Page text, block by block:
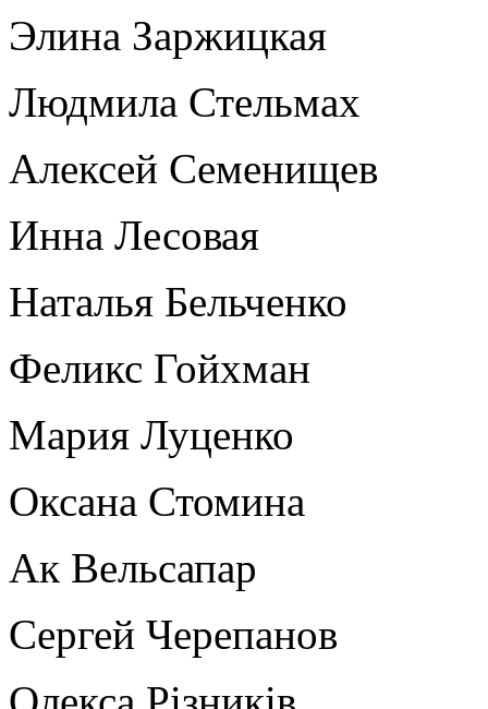
Элина Заржицкая
Людмила Стельмах
Алексей Семенищев
Инна Лесовая
Наталья Бельченко
Феликс Гойхман
Мария Луценко
Оксана Стомина
Ак Вельсапар
Сергей Черепанов